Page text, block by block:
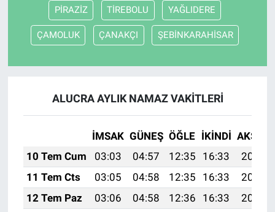
PİRAZİZ TİREBOLU YAĞLIDERE
ÇAMOLUK ÇANAKÇI ŞEBİNKARAHİSAR
ALUCRA AYLIK NAMAZ VAKITLERI
İMSAK GÜNEŞ ÖĞLE İKINDI AKŞAM
10 Tem Cum
03:03 04:57 12:35 16:33
20:04
11 Tem Cts
03:05 04:58 12:35 16:33
20:03
12 Tem Paz
03:06 04:58 12:36 16:33
20:03